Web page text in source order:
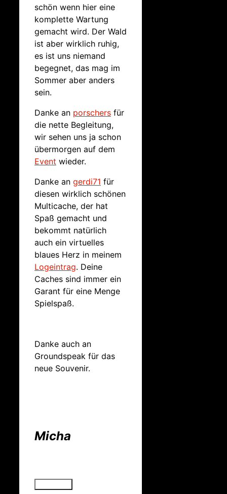
schön wenn hier eine
komplette Wartung
gemacht wird. Der Wald
ist aber wirklich ruhig,
es ist uns niemand
begegnet, das mag im
Sommer aber anders
sein.
Danke an porschers für
die nette Begleitung,
wir sehen uns ja schon
übermorgen auf dem
Event wieder.
Danke an gerdi71 für
diesen wirklich schönen
Multicache, der hat
Spaß gemacht und
bekommt natürlich
auch ein virtuelles
blaues Herz in meinem
Logeintrag. Deine
Caches sind immer ein
Garant für eine Menge
Spielspaß.
Danke auch an
Groundspeak für das
neue Souvenir.
Micha